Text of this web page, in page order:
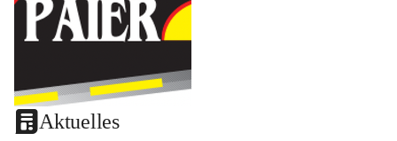
Aktuelles